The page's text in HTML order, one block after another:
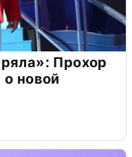
Прохор
новой